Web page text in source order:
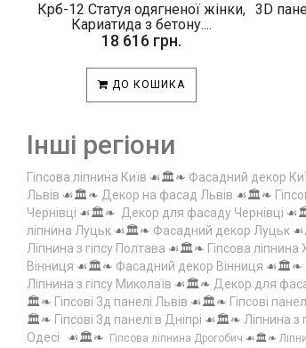
Крб-12 Статуя одягненої жінки,
Кариатида з бетону....
18 616 грн.
ДО КОШИКА
3D
Інші регіони
Гіпсова ліпнина Київ ☙🏛️❧ Фасадний декор
Львів ☙🏛️❧ Декор на фасад Львів ☙🏛️❧
Чернівці ☙🏛️❧ Декор для фасаду Чернівці
ліпнина Луцьк ☙🏛️❧ Фасадний декор Луцьк
Ліпнина з гіпсу Полтава ☙🏛️❧ Гіпсова
Вінниця ☙🏛️❧ Фасадний декор Вінниця ☙🏛️❧
Ліпнина з гіпсу Миколаїв ☙🏛️❧ Декор для
🏛️❧ Гіпсові 3д панелі Львів ☙🏛️❧ Гіпсові
🏛️❧ Гіпсові 3д панелі в Дніпрі ☙🏛️❧ Ліпнина з
Одесі ☙🏛️❧ Гіпсова ліпнина Дрогобич ☙🏛️❧